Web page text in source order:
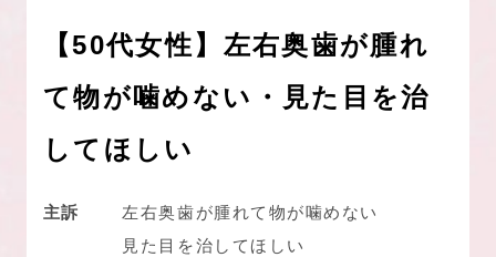
【50代女性】左右奥歯が腫れ
て物が噛めない・見た目を治
してほしい
主訴
左右奥歯が腫れて物が噛めない
見た目を治してほしい